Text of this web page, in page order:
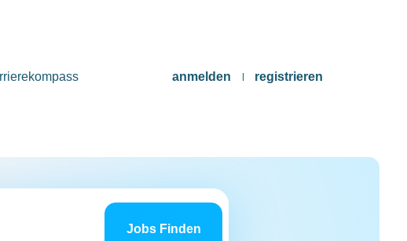
anmelden registrieren
Jobs
findenJobs Finden